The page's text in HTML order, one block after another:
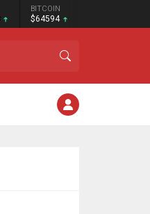
BITCOIN
$64594